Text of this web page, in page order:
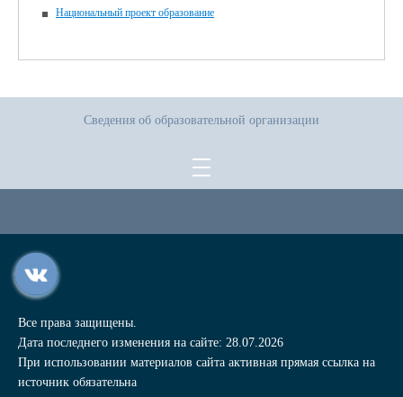
Национальный проект образование
Сведения об образовательной организации
Все права защищены.
Дата последнего изменения на сайте: 28.07.2026
При использовании материалов сайта активная прямая ссылка на
источник обязательна